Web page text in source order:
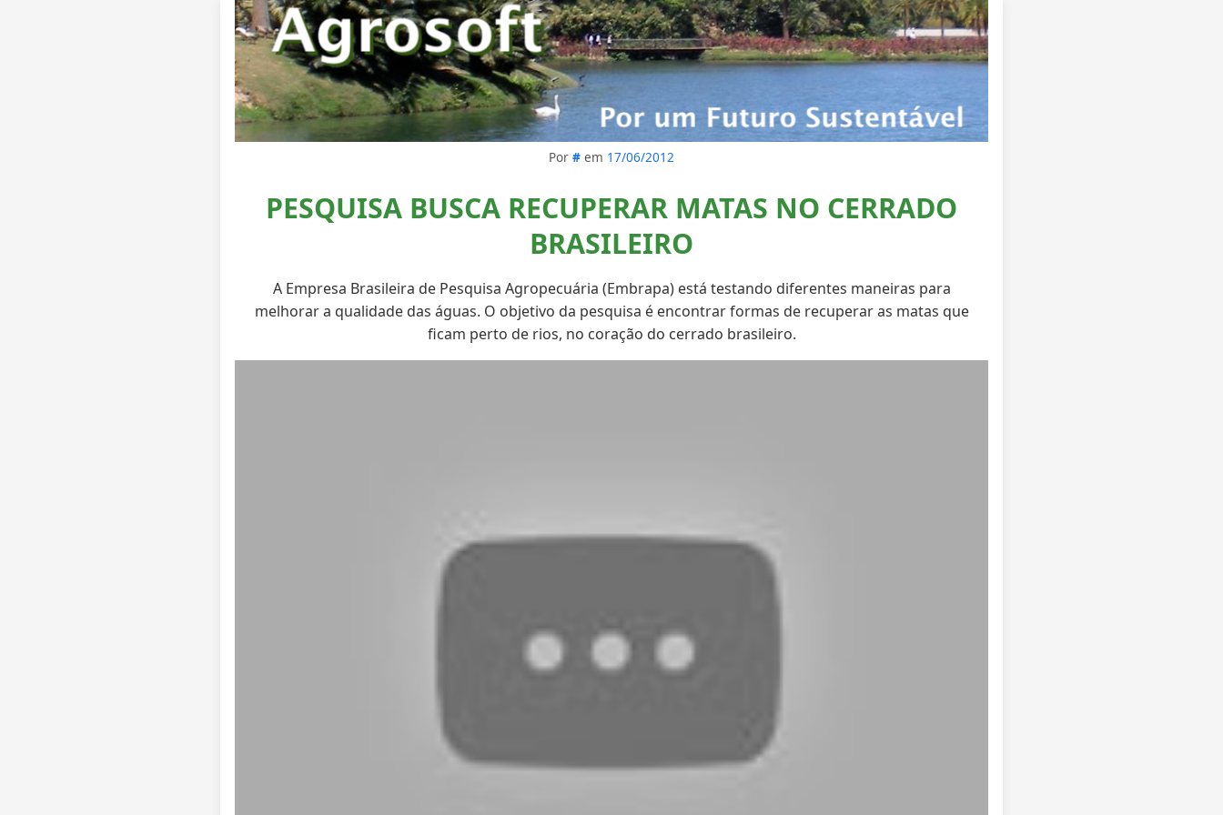
Por # em 17/06/2012
PESQUISA BUSCA RECUPERAR MATAS NO CERRADO
BRASILEIRO
A Empresa Brasileira de Pesquisa Agropecuária (Embrapa) está testando diferentes maneiras para
melhorar a qualidade das águas. O objetivo da pesquisa é encontrar formas de recuperar as matas que
ficam perto de rios, no coração do cerrado brasileiro.